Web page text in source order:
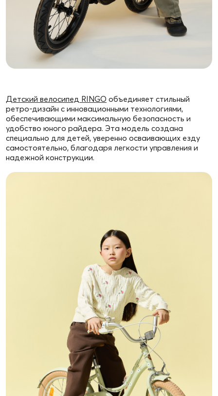
Детский велосипед RINGO объединяет стильный
ретро-дизайн с инновационными технологиями,
обеспечивающими максимальную безопасность и
удобство юного райдера. Эта модель создана
специально для детей, уверенно осваивающих езду
самостоятельно, благодаря легкости управления и
надежной конструкции.